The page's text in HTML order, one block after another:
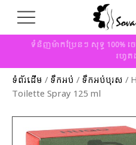
ទំនិញម៉ាកប្រែនៗ សុទ្ធ 100%
រហូត
ទំព័រដើម / ទឹកអប់ / ទឹកអប់បុរស /
Toilette Spray 125 ml